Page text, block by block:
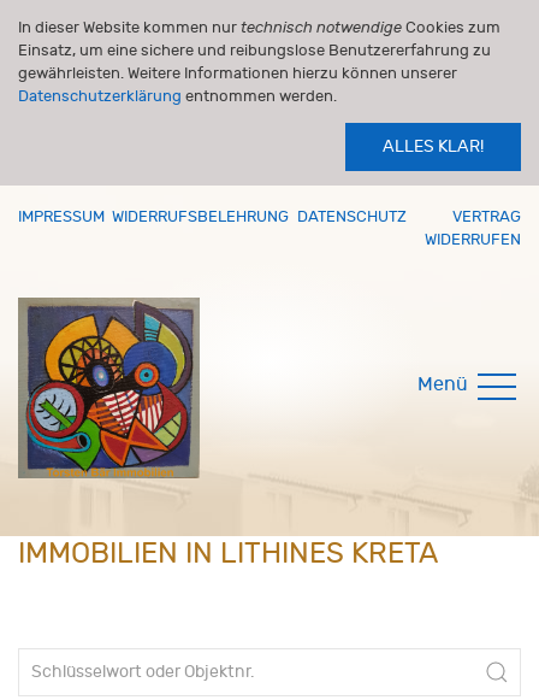
In dieser Website kommen nur technisch notwendige Cookies zum
Einsatz, um eine sichere und reibungslose Benutzererfahrung zu
gewährleisten. Weitere Informationen hierzu können unserer
Datenschutzerklärung entnommen werden.
ALLES KLAR!
IMPRESSUM WIDERRUFSBELEHRUNG DATENSCHUTZ
VERTRAG
WIDERRUFEN
Menü
IMMOBILIEN IN LITHINES KRETA